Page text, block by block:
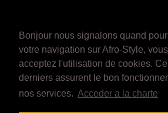
Bonjour nous signalons quand
votre navigation sur Afro-Style, vous
acceptez l'utilisation de cookies.
derniers assurent le bon
nos services. Acceder a la charte